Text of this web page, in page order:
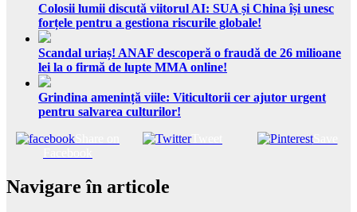
Colosii lumii discută viitorul AI: SUA și China își unesc
forțele pentru a gestiona riscurile globale!
Scandal uriaș! ANAF descoperă o fraudă de 26 milioane
lei la o firmă de lupte MMA online!
Grindina amenință viile: Viticultorii cer ajutor urgent
pentru salvarea culturilor!
Tweet Save
Navigare în articole